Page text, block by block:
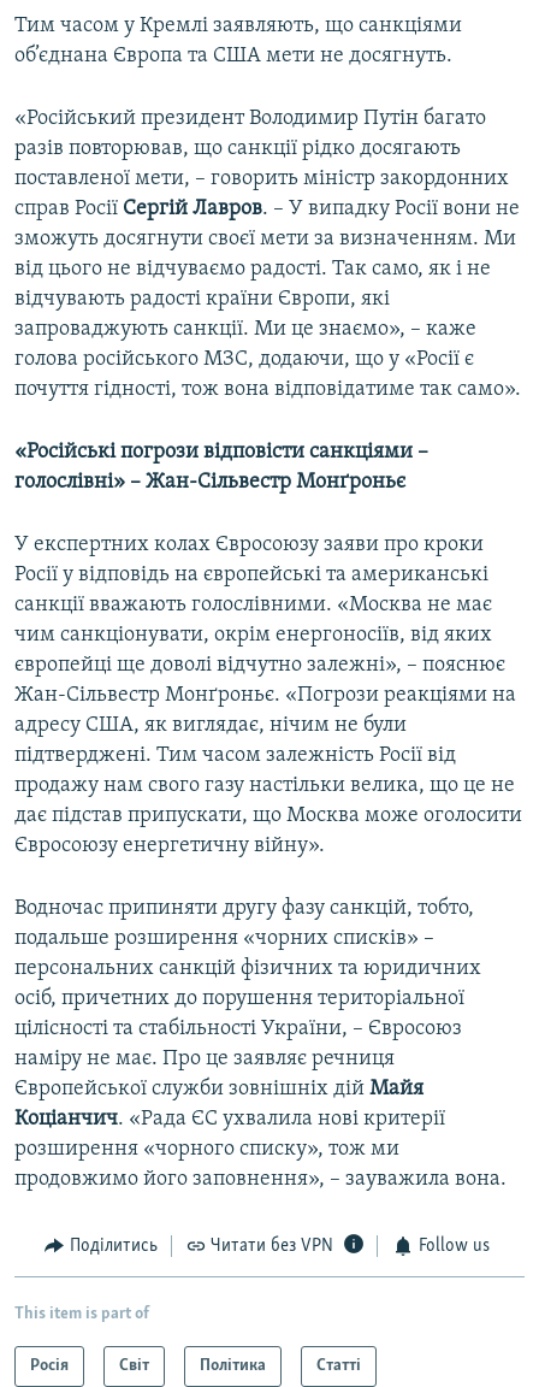
Тим часом у Кремлі заявляють, що санкціями
об’єднана Європа та США мети не досягнуть.
«Російський президент Володимир Путін багато
разів повторював, що санкції рідко досягають
поставленої мети, – говорить міністр закордонних
справ Росії Сергій Лавров. – У випадку Росії вони не
зможуть досягнути своєї мети за визначенням. Ми
від цього не відчуваємо радості. Так само, як і не
відчувають радості країни Європи, які
запроваджують санкції. Ми це знаємо», – каже
голова російського МЗС, додаючи, що у «Росії є
почуття гідності, тож вона відповідатиме так само».
«Російські погрози відповісти санкціями –
голослівні» – Жан-Сільвестр Монґроньє
У експертних колах Євросоюзу заяви про кроки
Росії у відповідь на європейські та американські
санкції вважають голослівними. «Москва не має
чим санкціонувати, окрім енергоносіїв, від яких
європейці ще доволі відчутно залежні», – пояснює
Жан-Сільвестр Монґроньє. «Погрози реакціями на
адресу США, як виглядає, нічим не були
підтверджені. Тим часом залежність Росії від
продажу нам свого газу настільки велика, що це не
дає підстав припускати, що Москва може оголосити
Євросоюзу енергетичну війну».
Водночас припиняти другу фазу санкцій, тобто,
подальше розширення «чорних списків» –
персональних санкцій фізичних та юридичних
осіб, причетних до порушення територіальної
цілісності та стабільності України, – Євросоюз
наміру не має. Про це заявляє речниця
Європейської служби зовнішніх дій Майя
Коціанчич. «Рада ЄС ухвалила нові критерії
розширення «чорного списку», тож ми
продовжимо його заповнення», – зауважила вона.
Поділитись Читати без VPN Follow us
This item is part of
Росія Світ Політика Статті